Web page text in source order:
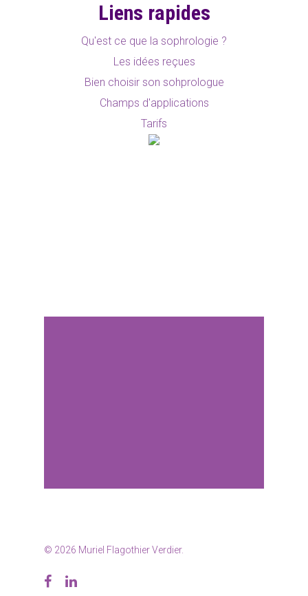
Liens rapides
Qu'est ce que la sophrologie ?
Les idées reçues
Bien choisir son sohprologue
Champs d'applications
Tarifs
© 2026 Muriel Flagothier Verdier.